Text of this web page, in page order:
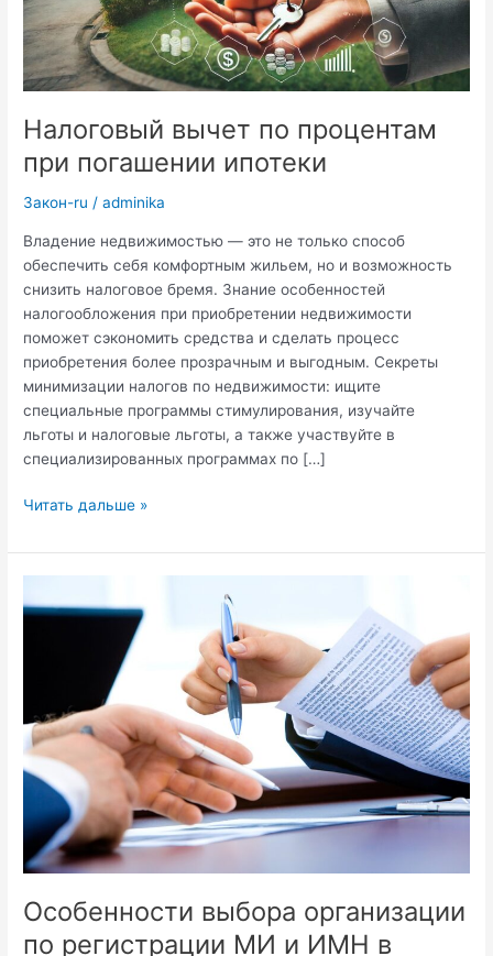
Налоговый вычет по процентам
при погашении ипотеки
Закон-ru /adminika
Владение недвижимостью — это не только способ
обеспечить себя комфортным жильем, но и возможность
снизить налоговое бремя. Знание особенностей
налогообложения при приобретении недвижимости
поможет сэкономить средства и сделать процесс
приобретения более прозрачным и выгодным. Секреты
минимизации налогов по недвижимости: ищите
специальные программы стимулирования, изучайте
льготы и налоговые льготы, а также участвуйте в
специализированных программах по […]
Налоговый
по
процентам
при
Читать дальше »
Особенности выбора организации
по регистрации МИ и ИМН в